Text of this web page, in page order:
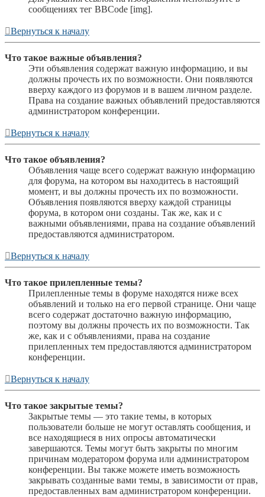
сообщениях тег BBCode [img].
Вернуться к началу
Что такое важные объявления?
Эти объявления содержат важную информацию, и вы
должны прочесть их по возможности. Они появляются
вверху каждого из форумов и в вашем личном разделе.
Права на создание важных объявлений предоставляются
администратором конференции.
Вернуться к началу
Что такое объявления?
Объявления чаще всего содержат важную информацию
для форума, на котором вы находитесь в настоящий
момент, и вы должны прочесть их по возможности.
Объявления появляются вверху каждой страницы
форума, в котором они созданы. Так же, как и с
важными объявлениями, права на создание объявлений
предоставляются администратором.
Вернуться к началу
Что такое прилепленные темы?
Прилепленные темы в форуме находятся ниже всех
объявлений и только на его первой странице. Они чаще
всего содержат достаточно важную информацию,
поэтому вы должны прочесть их по возможности. Так
же, как и с объявлениями, права на создание
прилепленных тем предоставляются администратором
конференции.
Вернуться к началу
Что такое закрытые темы?
Закрытые темы — это такие темы, в которых
пользователи больше не могут оставлять сообщения, и
все находящиеся в них опросы автоматически
завершаются. Темы могут быть закрыты по многим
причинам модератором форума или администратором
конференции. Вы также можете иметь возможность
закрывать созданные вами темы, в зависимости от прав,
предоставленных вам администратором конференции.